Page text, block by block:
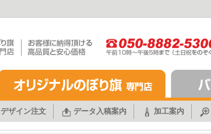
デザイン注文 データ入稿案内 加工案内